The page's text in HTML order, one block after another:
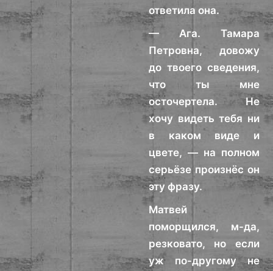
ответила она.
— Ага. Тамара
Петровна, довожу
до твоего сведения,
что ты мне
осточертела. Не
хочу видеть тебя ни
в каком виде и
цвете, — на полном
серьёзе произнёс он
эту фразу.
Матвей
поморщился, м-да,
резковато, но если
уж по-другому не